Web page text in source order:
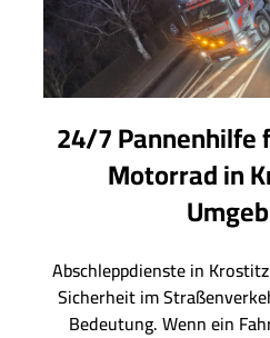
24/7 Pannenhilfe
Motorrad in
Abschleppdienste in
Sicherheit im
Bedeutung. Wenn ein